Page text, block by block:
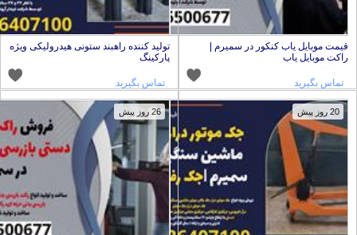
قیمت موبایل یاب کنکور در سمیرم |
راکت موبایل یاب
تماس بگیرید
تولید کننده راهبند ستونی هیدرولیکی ویژه
پارکینگ
تماس بگیرید
20 روز پیش 26 روز پیش